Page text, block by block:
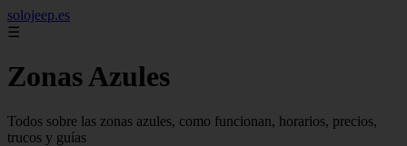
solojeep.es
☰
Zonas Azules
Todos sobre las zonas azules, como funcionan, horarios, precios,
trucos y guías